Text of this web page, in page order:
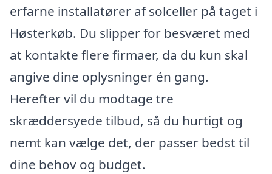
erfarne installatører af solceller på taget i
Høsterkøb. Du slipper for besværet med
at kontakte flere firmaer, da du kun skal
angive dine oplysninger én gang.
Herefter vil du modtage tre
skræddersyede tilbud, så du hurtigt og
nemt kan vælge det, der passer bedst til
dine behov og budget.